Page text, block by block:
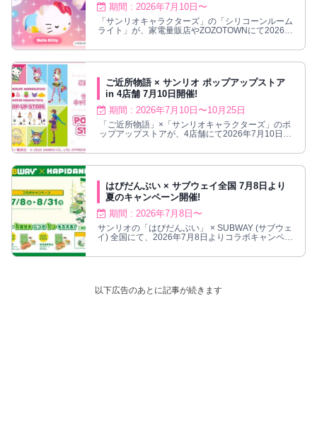
期間 : 2026年7月10日〜
「サンリオキャラクターズ」の「シリコーンルーム
ライト」が、家電量販店やZOZOTOWNにて2026年
ご近所物語 × サンリオ ポップアップストア
in 4店舗 7月10日開催!
期間 : 2026年7月10日〜10月25日
「ご近所物語」×「サンリオキャラクターズ」のポ
ップアップストアが、4店舗にて2026年7月10日〜
はぴだんぶい × サブウェイ全国 7月8日より
夏のキャンペーン開催!
期間 : 2026年7月8日〜
サンリオの「はぴだんぶい」 × SUBWAY (サブウェ
イ) 全国にて、2026年7月8日よりコラボキャンペー
以下広告のあとに記事が続きます